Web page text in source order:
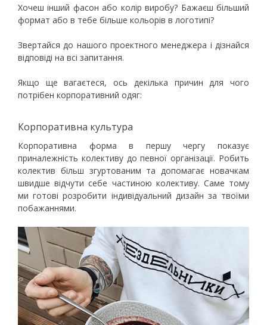
Хочеш інший фасон або колір виробу? Бажаєш більший
формат або в тебе більше кольорів в логотипі?
Звертайся до нашого проектного менеджера і дізнайся
відповіді на всі запитання.
Якщо ще вагаєтеся, ось декілька причин для чого
потрібен корпоративний одяг:
Корпоративна культура
Корпоративна форма в першу чергу показує
приналежність колективу до певної організації. Робить
колектив більш згуртованим та допомагає новачкам
швидше відчути себе частиною колективу. Саме тому
ми готові розробити індивідуальний дизайн за твоїми
побажаннями.